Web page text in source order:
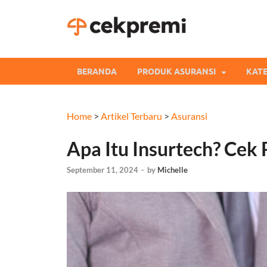
BERANDA PRODUK ASURANSI
Home > Artikel Terbaru > Asuransi
Apa Itu Insurtech? Cek
September 11, 2024 - by Michelle